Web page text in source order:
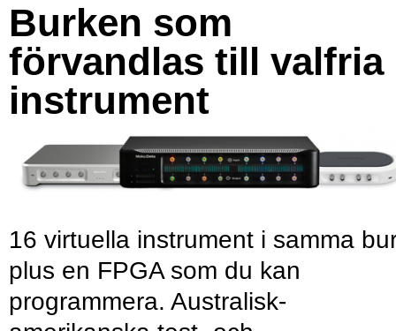
Burken som
förvandlas till valfria
instrument
16 virtuella instrument i samma
plus en FPGA som du kan
programmera. Australisk-